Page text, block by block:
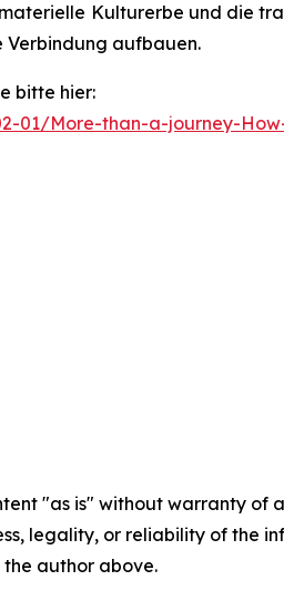
Kulturerbe und die
Verbindung aufbauen.
bitte hier:
01/More-than-a-journey-
"as is" without warranty
legality, or reliability of the
author above.